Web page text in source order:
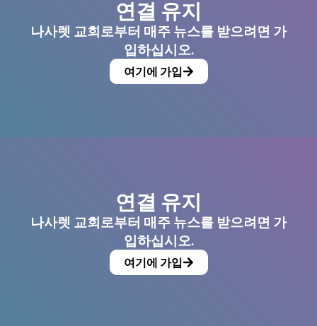
연결 유지
나사렛 교회로부터 매주 뉴스를 받으려면 가
입하십시오.
여기에 가입
연결 유지
나사렛 교회로부터 매주 뉴스를 받으려면 가
입하십시오.
여기에 가입